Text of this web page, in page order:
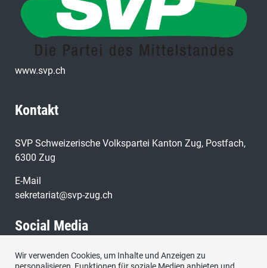
www.svp.ch
Kontakt
SVP Schweizerische Volkspartei Kanton Zug, Postfach,
6300 Zug
E-Mail
sekretariat@svp-zug.ch
Social Media
Besuchen Sie uns bei:
Wir verwenden Cookies, um Inhalte und Anzeigen zu